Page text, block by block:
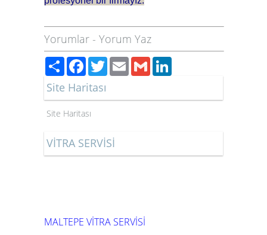
Yorumlar - Yorum Yaz
PaylaşFacebook
TwitterEmailGmail
Site Haritası
Site Haritası
VİTRA SERVİSİ
MALTEPE VİTRA SERVİSİ